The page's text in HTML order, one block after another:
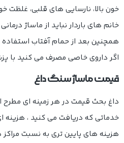
خون بالا، نارسایی های قلبی، غلظت
خانم های باردار نباید از ماساژ
همچنین بعد از حمام آفتاب استفاده
اگر داروی خاصی مصرف می کنید با
قیمت ماساژ سنگ داغ
داغ بحث قیمت در هر زمینه ای مطرح
خدماتی که دریافت می کنید ، هزینه
هزینه های پایین تری به نسبت مراکز